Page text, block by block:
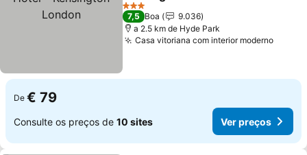
Ver preços
3 Estrelas
7,5 Boa
9.036
a 2.5 km de Hyde Park
Casa vitoriana com interior modernoVer
De € 79
Consulte os preços de 10 sites Ver preços